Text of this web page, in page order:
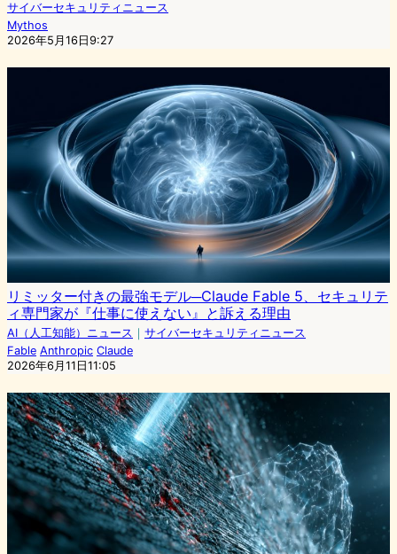
サイバーセキュリティニュース
Mythos
2026年5月16日9:27
リミッター付きの最強モデル─Claude Fable 5、セキュリテ
ィ専門家が『仕事に使えない』と訴える理由
AI（人工知能）ニュース ｜ サイバーセキュリティニュース
Fable Anthropic Claude
2026年6月11日11:05